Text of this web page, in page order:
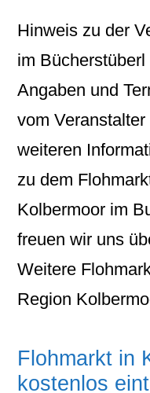
Hinweis zu der
im
Angaben und
vom
weiteren
zu dem
Kolbermoor im
freuen wir uns
Weitere
Region
Flohmarkt in
kostenlos